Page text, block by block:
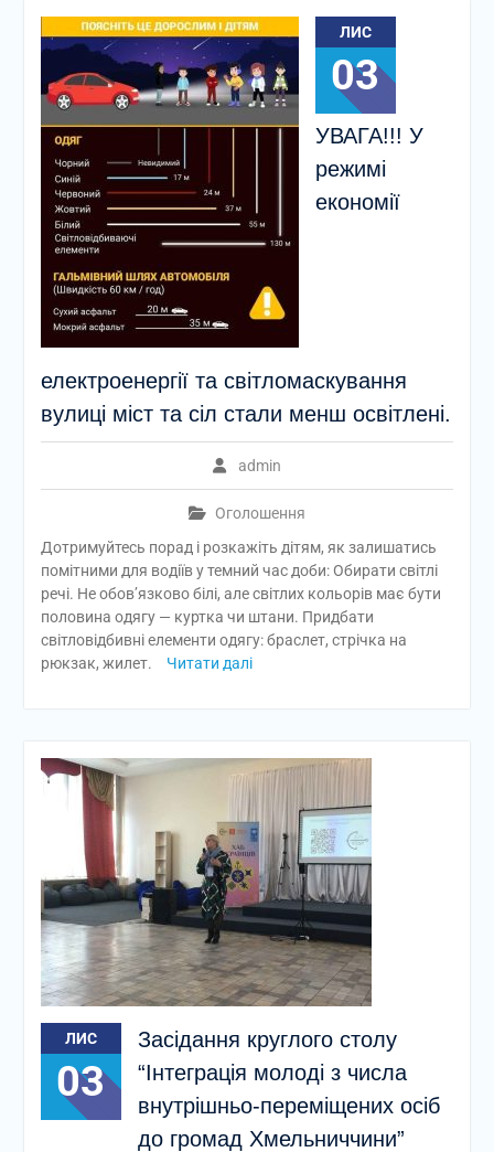
ЛИС
03
УВАГА!!! У
режимі
економії
електроенергії та світломаскування
вулиці міст та сіл стали менш освітлені.
admin
Оголошення
Дотримуйтесь порад і розкажіть дітям, як залишатись
помітними для водіїв у темний час доби: Обирати світлі
речі. Не обов’язково білі, але світлих кольорів має бути
половина одягу — куртка чи штани. Придбати
світловідбивні елементи одягу: браслет, стрічка на
рюкзак, жилет.
Читати далі
ЛИС
03
Засідання круглого столу
“Інтеграція молоді з числа
внутрішньо-переміщених осіб
до громад Хмельниччини”